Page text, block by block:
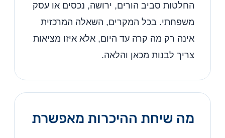
החלטות סביב הורים, ירושה, נכסים או עסק
משפחתי. בכל המקרים, השאלה המרכזית
אינה רק מה קרה עד היום, אלא איזו מציאות
צריך לבנות מכאן והלאה.
מה שיחת ההיכרות מאפשרת